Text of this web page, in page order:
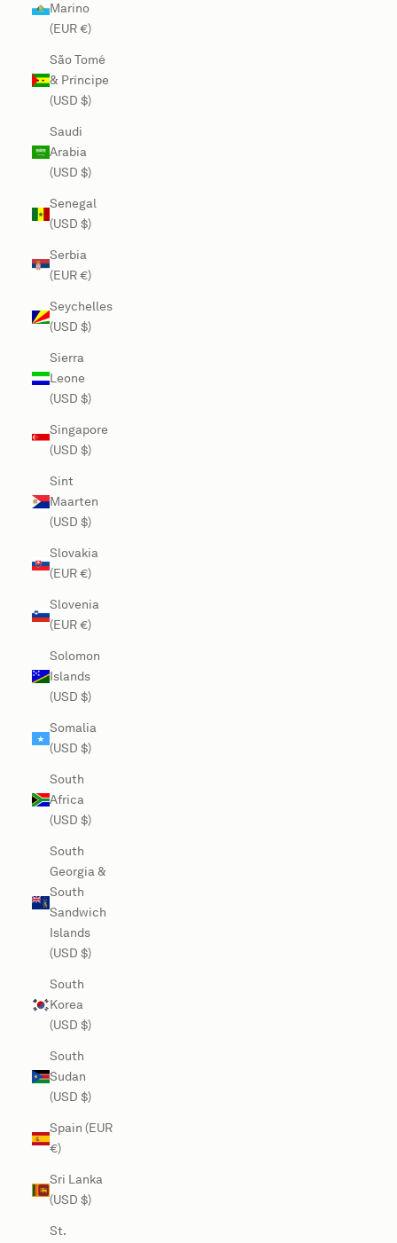
Marino
(EUR €)
São Tomé
& Príncipe
(USD $)
Saudi
Arabia
(USD $)
Senegal
(USD $)
Serbia
(EUR €)
Seychelles
(USD $)
Sierra
Leone
(USD $)
Singapore
(USD $)
Sint
Maarten
(USD $)
Slovakia
(EUR €)
Slovenia
(EUR €)
Solomon
Islands
(USD $)
Somalia
(USD $)
South
Africa
(USD $)
South
Georgia &
South
Sandwich
Islands
(USD $)
South
Korea
(USD $)
South
Sudan
(USD $)
Spain (EUR
€)
Sri Lanka
(USD $)
St.